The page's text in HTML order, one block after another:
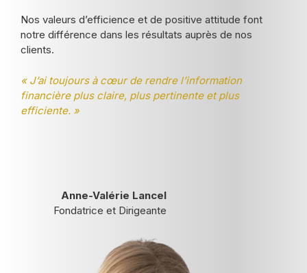
Nos valeurs d’efficience et de positive attitude font
notre différence dans les résultats auprès de nos
clients.
« J’ai toujours à cœur de rendre l’information
financière plus claire, plus pertinente et plus
efficiente. »
Anne-Valérie Lancel
Fondatrice et Dirigeante